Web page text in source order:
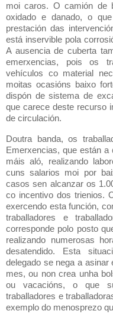
moi caros. O camión de
oxidado e danado, o
prestación das
está inservible pola
A ausencia de cuberta
emerxencias, pois os
vehículos co material
moitas ocasións baixo
dispón de sistema de
que carece deste recurso
de circulación.
Doutra banda, os
Emerxencias, que están
máis aló, realizando
cuns salarios moi por
casos sen alcanzar os
co incentivo dos trienios.
exercendo esta función,
traballadores e
corresponde polo posto
realizando numerosas
desatendido. Esta
delegado se nega a
mes, ou non crea unha
ou vacacións, o que
traballadores e
exemplo do menosprezo